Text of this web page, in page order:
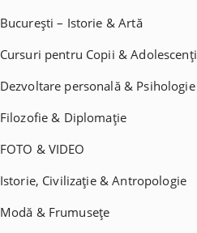
București – Istorie & Artă
Cursuri pentru Copii & Adolescenți
Dezvoltare personală & Psihologie
Filozofie & Diplomație
FOTO & VIDEO
Istorie, Civilizație & Antropologie
Modă & Frumusețe